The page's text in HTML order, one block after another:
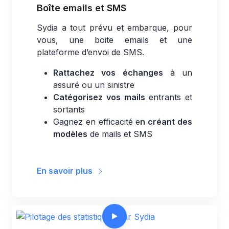
Boîte emails et SMS
Sydia a tout prévu et embarque, pour
vous, une boite emails et une
plateforme d’envoi de SMS.
Rattachez vos échanges à un
assuré ou un sinistre
Catégorisez vos mails entrants et
sortants
Gagnez en efficacité en créant des
modèles de mails et SMS
En savoir plus